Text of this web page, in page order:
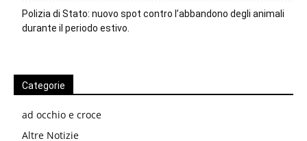
Polizia di Stato: nuovo spot contro l’abbandono degli animali
durante il periodo estivo.
Categorie
ad occhio e croce
Altre Notizie